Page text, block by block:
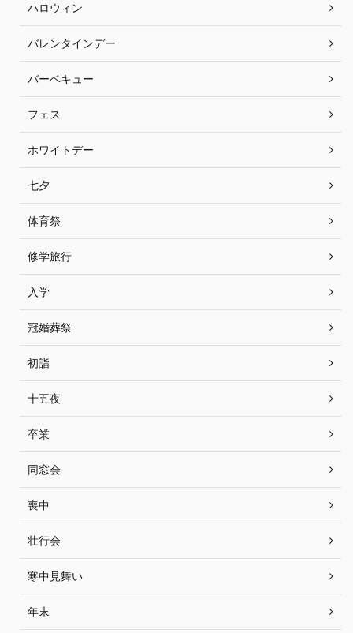
ハロウィン
バレンタインデー
バーベキュー
フェス
ホワイトデー
七夕
体育祭
修学旅行
入学
冠婚葬祭
初詣
十五夜
卒業
同窓会
喪中
壮行会
寒中見舞い
年末